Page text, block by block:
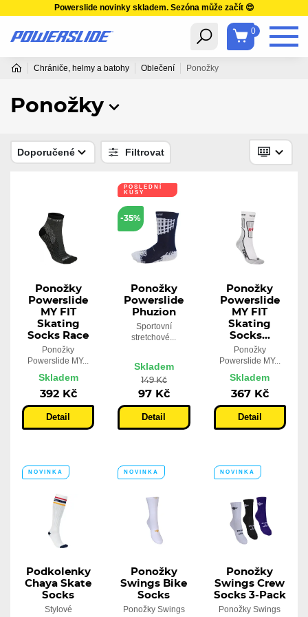
Powerslide novinky skladem. Sezóna může začít 😍
0
Chrániče, helmy a batohy Oblečení Ponožky
Ponožky
Doporučené Filtrovat
Ponožky
Powerslide
MY FIT
Skating
Socks Race
Ponožky
Powerslide MY...
Skladem
392 Kč
Detail
POSLEDNÍ
KUSY
-35%
Ponožky
Powerslide
Phuzion
Sportovní
stretchové...
Skladem
149 Kč
97 Kč
Detail
Ponožky
Powerslide
MY FIT
Skating
Socks...
Ponožky
Powerslide MY...
Skladem
367 Kč
Detail
NOVINKA
Podkolenky
Chaya Skate
Socks
Stylové
NOVINKA
Ponožky
Swings Bike
Socks
Ponožky Swings
NOVINKA
Ponožky
Swings Crew
Socks 3-Pack
Ponožky Swings